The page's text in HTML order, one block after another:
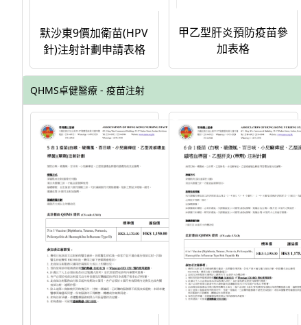
默沙東9價加衛苗(HPV
針)注射計劃申請表格
甲乙型肝炎預防疫苗參
加表格
QHMS卓健醫療 - 疫苗注射